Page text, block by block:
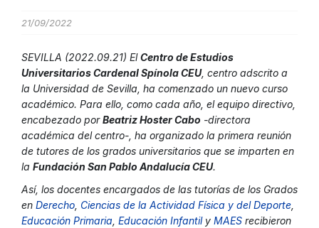
21/09/2022
SEVILLA (2022.09.21) ElCentro de Estudios
Universitarios Cardenal Spínola CEU, centro adscrito a
la Universidad de Sevilla, ha comenzado un nuevo curso
académico. Para ello, como cada año, el equipo directivo,
encabezado porBeatriz Hoster Cabo -directora
académica del centro-, ha organizado la primera reunión
de tutores de los grados universitarios que se imparten en
la Fundación San Pablo Andalucía CEU.
Así, los docentes encargados de las tutorías de los Grados
en Derecho Ciencias de la Actividad Física y del Deporte
Educación Primaria Educación Infantily MAES recibieron